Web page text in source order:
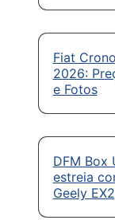
Fiat
2026:
e Fotos
DFM Box
estreia
Geely EX2